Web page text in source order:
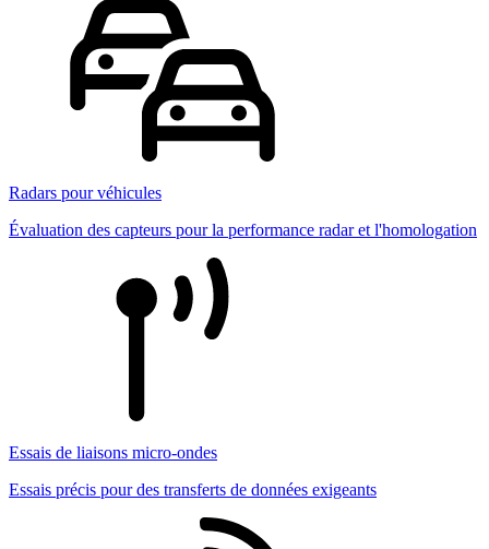
Radars pour véhicules
Évaluation des capteurs pour la performance radar et l'homologation
Essais de liaisons micro-ondes
Essais précis pour des transferts de données exigeants